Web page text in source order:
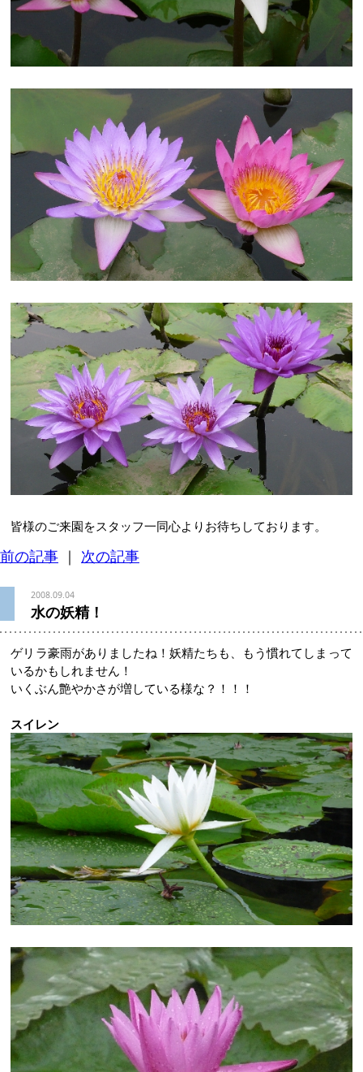
皆様のご来園をスタッフ一同心よりお待ちしております。
前の記事 ｜ 次の記事
2008.09.04
水の妖精！
ゲリラ豪雨がありましたね！妖精たちも、もう慣れてしまって
いるかもしれません！
いくぶん艶やかさが増している様な？！！！
スイレン